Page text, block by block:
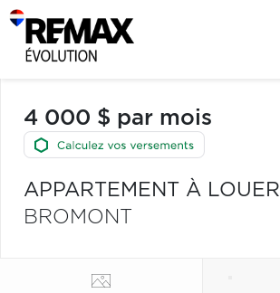
4 000 $ par mois
APPARTEMENT À LOUER
BROMONT